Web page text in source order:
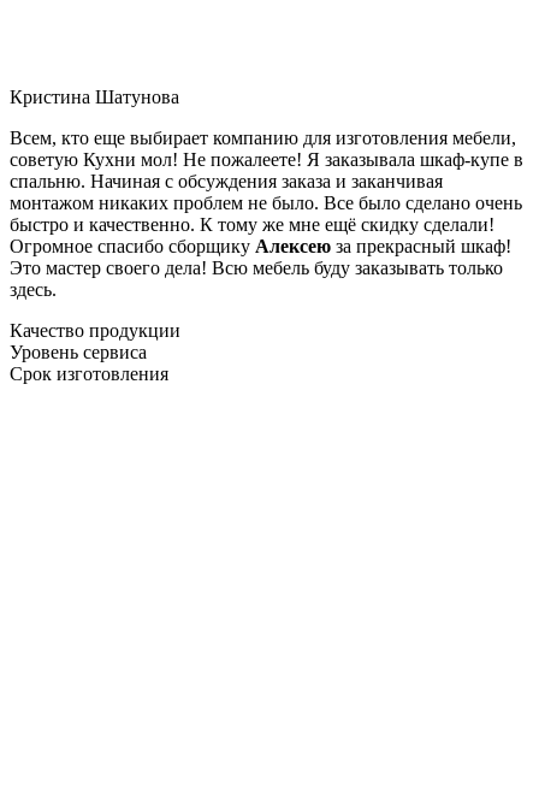
Кристина Шатунова
Всем, кто еще выбирает компанию для изготовления мебели,
советую Кухни мол! Не пожалеете! Я заказывала шкаф-купе в
спальню. Начиная с обсуждения заказа и заканчивая
монтажом никаких проблем не было. Все было сделано очень
быстро и качественно. К тому же мне ещё скидку сделали!
Огромное спасибо сборщику Алексею за прекрасный шкаф!
Это мастер своего дела! Всю мебель буду заказывать только
здесь.
Качество продукции
Уровень сервиса
Срок изготовления